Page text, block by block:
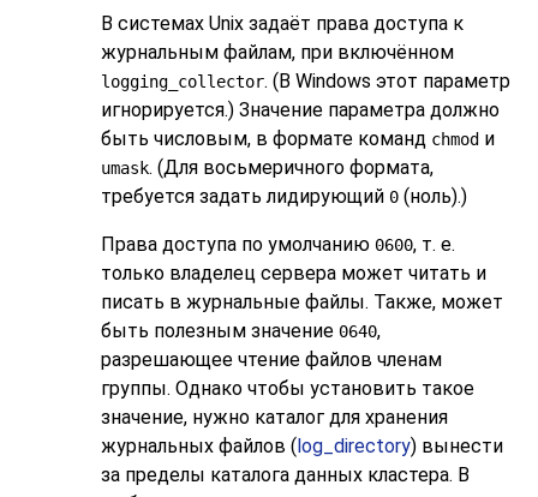
В системах Unix задаёт права доступа к
журнальным файлам, при включённом
logging_collector. (В Windows этот параметр
игнорируется.) Значение параметра должно
быть числовым, в формате команд chmod и
umask. (Для восьмеричного формата,
требуется задать лидирующий 0 (ноль).)
Права доступа по умолчанию 0600, т. е.
только владелец сервера может читать и
писать в журнальные файлы. Также, может
быть полезным значение 0640,
разрешающее чтение файлов членам
группы. Однако чтобы установить такое
значение, нужно каталог для хранения
журнальных файлов ( log_directory) вынести
за пределы каталога данных кластера. В